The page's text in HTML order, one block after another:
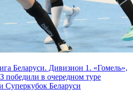
Беларуси. Дивизион 1. «Гомель»,
победили в очередном туре
Суперкубок Беларуси